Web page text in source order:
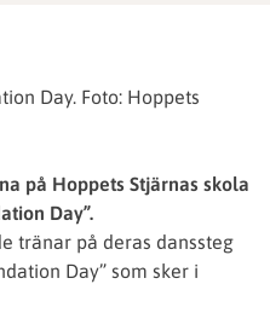
på Hoppets Stjärnas skola
Day”.
tränar på deras danssteg
Day” som sker i